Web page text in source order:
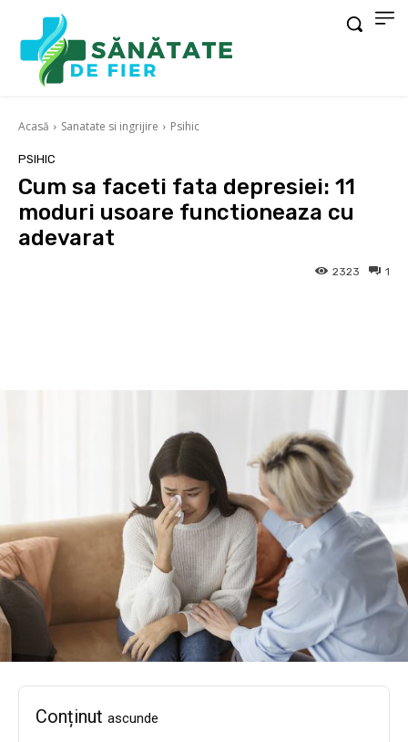
Acasă Sanatate si ingrijire Psihic
PSIHIC
Cum sa faceti fata depresiei: 11
moduri usoare functioneaza cu
adevarat
1
2323
Conținut ascunde